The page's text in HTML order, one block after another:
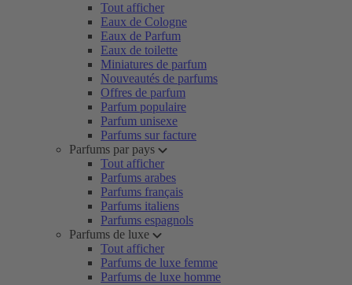
Tout afficher
Eaux de Cologne
Eaux de Parfum
Eaux de toilette
Miniatures de parfum
Nouveautés de parfums
Offres de parfum
Parfum populaire
Parfum unisexe
Parfums sur facture
Parfums par pays
Tout afficher
Parfums arabes
Parfums français
Parfums italiens
Parfums espagnols
Parfums de luxe
Tout afficher
Parfums de luxe femme
Parfums de luxe homme